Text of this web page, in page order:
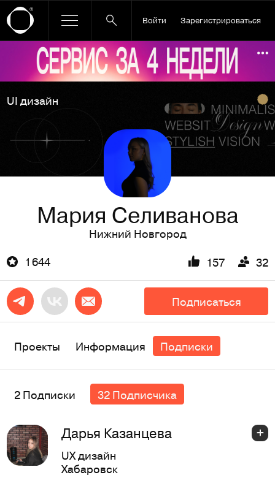
Войти Зарегистрироваться
Ссылка баннера
UI дизайн
Мария Селиванова
Нижний Новгород
1 644
157 32
Подписаться
Проекты Информация Подписки
2 Подписки 32 Подписчика
Дарья Казанцева
UX дизайн
Хабаровск